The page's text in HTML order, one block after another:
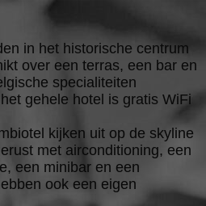
in het historische centrum
over een terras, een bar en
specialiteiten
gehele hotel is gratis WiFi
kijken uit op de skyline
met airconditioning, een
een minibar en een
ook een eigen